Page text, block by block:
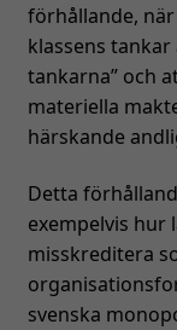
förhållande,
klassens
tankarna” och
materiella
härskande
Detta
exempelvis
misskreditera
svenska